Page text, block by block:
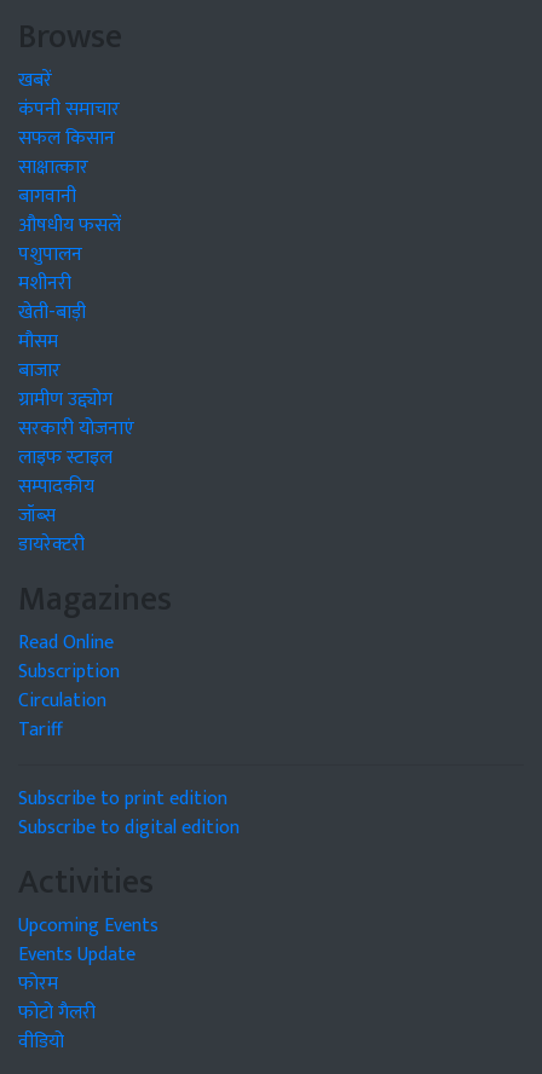
Browse
खबरें
कंपनी समाचार
सफल किसान
साक्षात्कार
बागवानी
औषधीय फसलें
पशुपालन
मशीनरी
खेती-बाड़ी
मौसम
बाजार
ग्रामीण उद्द्योग
सरकारी योजनाएं
लाइफ स्टाइल
सम्पादकीय
जॉब्स
डायरेक्टरी
Magazines
Read Online
Subscription
Circulation
Tariff
Subscribe to print edition
Subscribe to digital edition
Activities
Upcoming Events
Events Update
फोरम
फोटो गैलरी
वीडियो